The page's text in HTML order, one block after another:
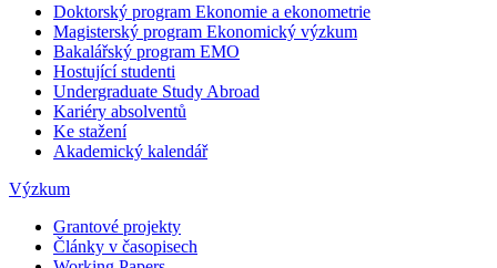
Doktorský program Ekonomie a ekonometrie
Magisterský program Ekonomický výzkum
Bakalářský program EMO
Hostující studenti
Undergraduate Study Abroad
Kariéry absolventů
Ke stažení
Akademický kalendář
Výzkum
Grantové projekty
Články v časopisech